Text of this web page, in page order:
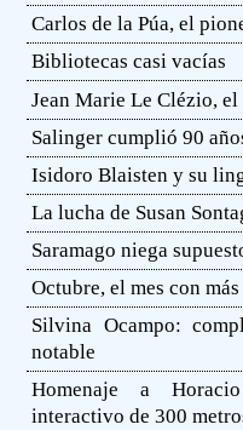
Carlos de la Púa, el
Bibliotecas casi vacías
Jean Marie Le Clézio,
Salinger cumplió 90
Isidoro Blaisten y su
La lucha de Susan
Saramago niega
Octubre, el mes con
Silvina Ocampo:
notable
Homenaje a
interactivo de 300